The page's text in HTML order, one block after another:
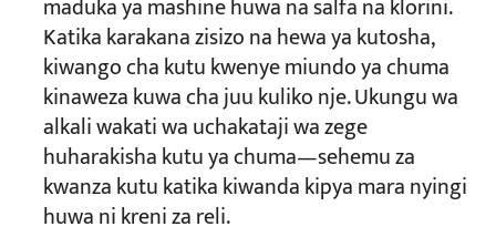
maduka ya mashine huwa na salfa na klorini.
Katika karakana zisizo na hewa ya kutosha,
kiwango cha kutu kwenye miundo ya chuma
kinaweza kuwa cha juu kuliko nje. Ukungu wa
alkali wakati wa uchakataji wa zege
huharakisha kutu ya chuma—sehemu za
kwanza kutu katika kiwanda kipya mara nyingi
huwa ni kreni za reli.